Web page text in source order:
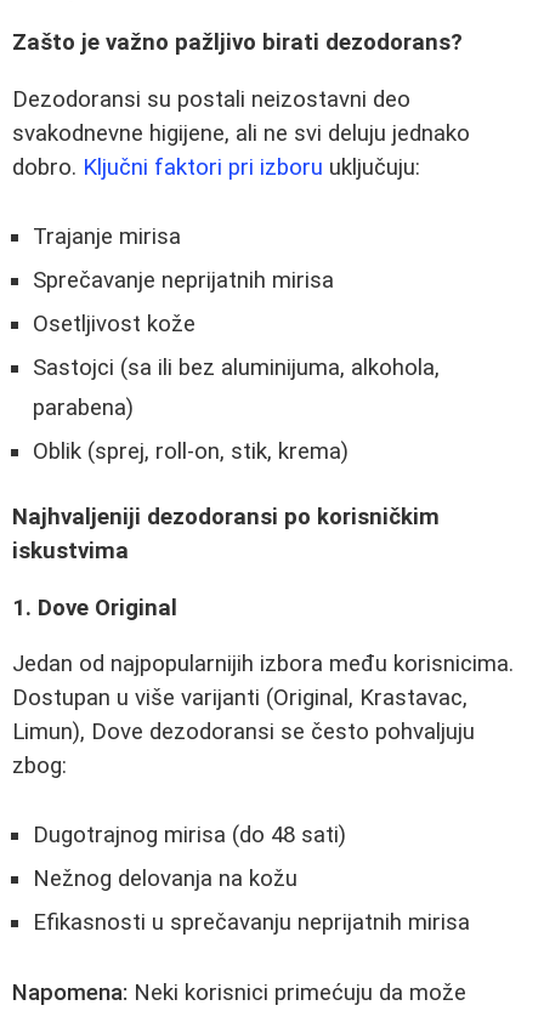
Zašto je važno pažljivo birati dezodorans?
Dezodoransi su postali neizostavni deo
svakodnevne higijene, ali ne svi deluju jednako
dobro. Ključni faktori pri izboru uključuju:
Trajanje mirisa
Sprečavanje neprijatnih mirisa
Osetljivost kože
Sastojci (sa ili bez aluminijuma, alkohola,
parabena)
Oblik (sprej, roll-on, stik, krema)
Najhvaljeniji dezodoransi po korisničkim
iskustvima
1. Dove Original
Jedan od najpopularnijih izbora među korisnicima.
Dostupan u više varijanti (Original, Krastavac,
Limun), Dove dezodoransi se često pohvaljuju
zbog:
Dugotrajnog mirisa (do 48 sati)
Nežnog delovanja na kožu
Efikasnosti u sprečavanju neprijatnih mirisa
Napomena: Neki korisnici primećuju da može